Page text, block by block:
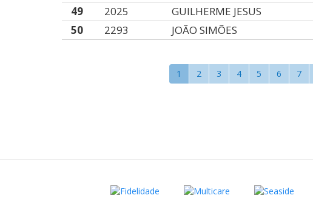
49 2025 GUILHERME JESUS
50
2293 JOÃO SIMÕES
1 2 3 4 5 6 7